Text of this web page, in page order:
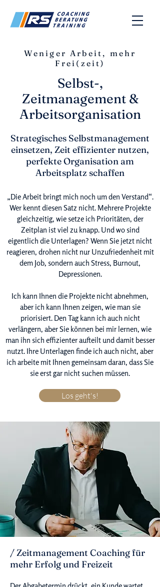
Weniger Arbeit, mehr
Frei(zeit)
Selbst-,
Zeitmanagement &
Arbeitsorganisation
Strategisches Selbstmanagement
einsetzen, Zeit effizienter nutzen,
perfekte Organisation am
Arbeitsplatz schaffen
„Die Arbeit bringt mich noch um den Verstand“.
Wer kennt diesen Satz nicht. Mehrere Projekte
gleichzeitig, wie setze ich Prioritäten, der
Zeitplan ist viel zu knapp. Und wo sind
eigentlich die Unterlagen? Wenn Sie jetzt nicht
reagieren, drohen nicht nur Unzufriedenheit mit
dem Job, sondern auch Stress, Burnout,
Depressionen.
Ich kann Ihnen die Projekte nicht abnehmen,
aber ich kann Ihnen zeigen, wie man sie
priorisiert. Den Tag kann ich auch nicht
verlängern, aber Sie können bei mir lernen, wie
man ihn sich effizienter aufteilt und damit besser
nutzt. Ihre Unterlagen finde ich auch nicht, aber
ich arbeite mit Ihnen gemeinsam daran, dass Sie
sie erst gar nicht suchen müssen.
Los geht's!
/ Zeitmanagement Coaching für
mehr Erfolg und Freizeit